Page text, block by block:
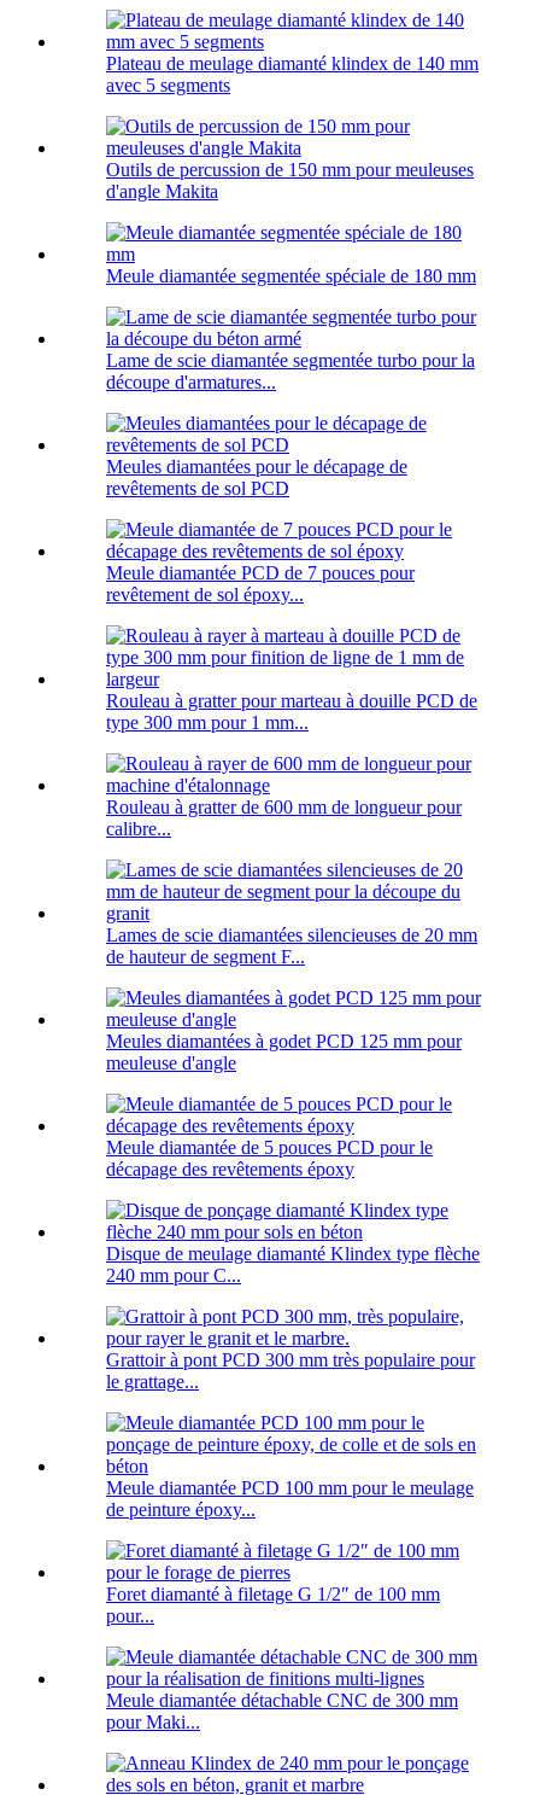
Plateau de meulage diamanté klindex de 140 mm
avec 5 segments
Outils de percussion de 150 mm pour meuleuses
d'angle Makita
Meule diamantée segmentée spéciale de 180 mm
Lame de scie diamantée segmentée turbo pour la
découpe d'armatures...
Meules diamantées pour le décapage de
revêtements de sol PCD
Meule diamantée PCD de 7 pouces pour
revêtement de sol époxy...
Rouleau à gratter pour marteau à douille PCD de
type 300 mm pour 1 mm...
Rouleau à gratter de 600 mm de longueur pour
calibre...
Lames de scie diamantées silencieuses de 20 mm
de hauteur de segment F...
Meules diamantées à godet PCD 125 mm pour
meuleuse d'angle
Meule diamantée de 5 pouces PCD pour le
décapage des revêtements époxy
Disque de meulage diamanté Klindex type flèche
240 mm pour C...
Grattoir à pont PCD 300 mm très populaire pour
le grattage...
Meule diamantée PCD 100 mm pour le meulage
de peinture époxy...
Foret diamanté à filetage G 1/2″ de 100 mm
pour...
Meule diamantée détachable CNC de 300 mm
pour Maki...